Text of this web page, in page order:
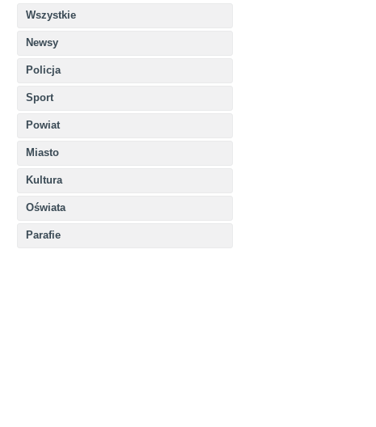
Wszystkie
Newsy
Policja
Sport
Powiat
Miasto
Kultura
Oświata
Parafie